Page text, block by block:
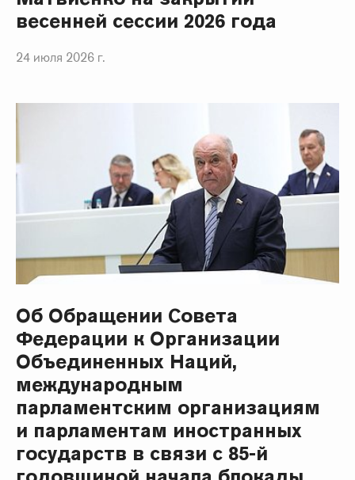
весенней сессии 2026 года
24 июля 2026 г.
Об Обращении Совета
Федерации к Организации
Объединенных Наций,
международным
парламентским организациям
и парламентам иностранных
государств в связи с 85-й